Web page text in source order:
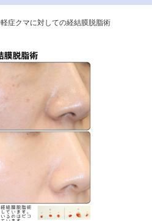
軽症クマに対しての経結膜脱脂術